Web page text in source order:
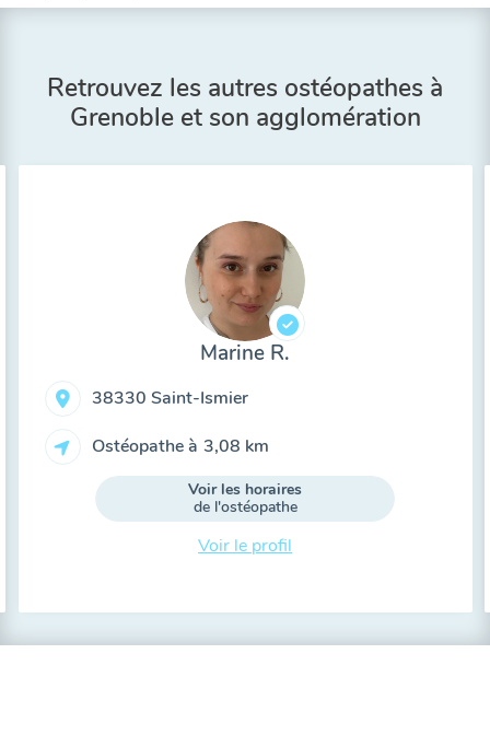
Retrouvez les autres ostéopathes à
Grenoble et son agglomération
Marine R.
38330 Saint-Ismier
Ostéopathe à 3,08 km
Voir les horaires
de l'ostéopathe
Voir le profil